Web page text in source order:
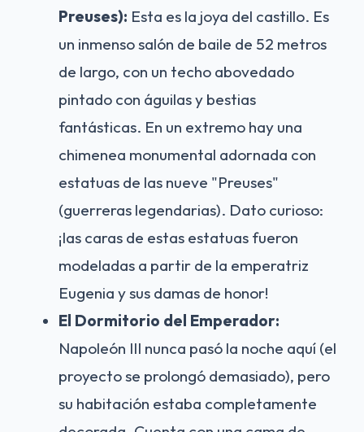
Preuses): Esta es la joya del castillo. Es
un inmenso salón de baile de 52 metros
de largo, con un techo abovedado
pintado con águilas y bestias
fantásticas. En un extremo hay una
chimenea monumental adornada con
estatuas de las nueve "Preuses"
(guerreras legendarias). Dato curioso:
¡las caras de estas estatuas fueron
modeladas a partir de la emperatriz
Eugenia y sus damas de honor!
El Dormitorio del Emperador:
Napoleón III nunca pasó la noche aquí (el
proyecto se prolongó demasiado), pero
su habitación estaba completamente